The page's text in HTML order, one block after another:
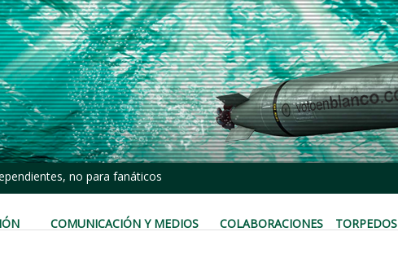
no para fanáticos
COMUNICACIÓN Y MEDIOS COLABORACIONES TORPEDOS